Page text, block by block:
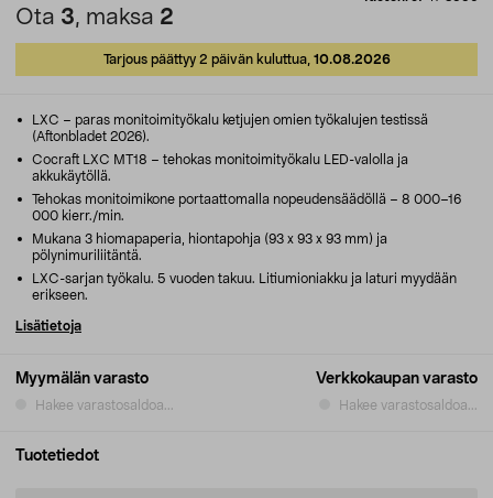
Ota 3, maksa 2
Tarjous päättyy 2 päivän kuluttua, 10.08.2026
Myymälän varasto
Hakee varastosaldoa...
Verkkokaupan varasto
Hakee varastosaldoa...
LXC – paras monitoimityökalu ketjujen omien työkalujen testissä
(Aftonbladet 2026).
Cocraft LXC MT18 – tehokas monitoimityökalu LED-valolla ja
akkukäytöllä.
Tehokas monitoimikone portaattomalla nopeudensäädöllä – 8 000–16
000 kierr./min.
Mukana 3 hiomapaperia, hiontapohja (93 x 93 x 93 mm) ja
pölynimuriliitäntä.
LXC-sarjan työkalu. 5 vuoden takuu. Litiumioniakku ja laturi myydään
erikseen.
Lisätietoja
Tuotetiedot